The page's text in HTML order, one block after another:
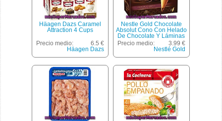
Häagen Dazs Caramel
Attraction 4 Cups
Precio medio:
6.5 €
Häagen Dazs
Nestle Gold Chocolate
Absolut Cono Con Helado
De Chocolate Y Láminas
De Chocolate Negro 4
Unidades Estuche 440 Ml
Precio medio:
3.99 €
Nestlé Gold